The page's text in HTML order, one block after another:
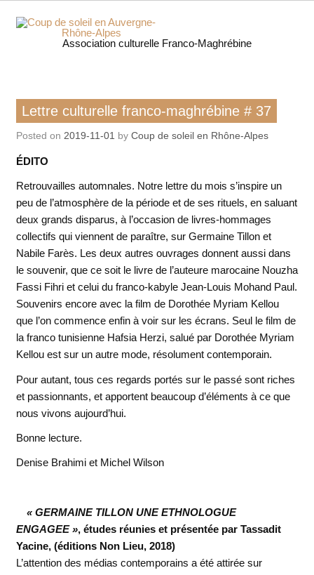
Skip
content
Coup
Association culturelle Franco-Maghrébine
Lettre culturelle franco-maghrébine
Lettre culturelle franco-maghrébine # 37
Posted on 2019-11-01 by Coup de soleil en Rhône-Alpes
ÉDITO
Retrouvailles automnales. Notre lettre du mois s’inspire un
peu de l’atmosphère de la période et de ses rituels, en saluant
deux grands disparus, à l’occasion de livres-hommages
collectifs qui viennent de paraître, sur Germaine Tillon et
Nabile Farès. Les deux autres ouvrages donnent aussi dans
le souvenir, que ce soit le livre de l’auteure marocaine Nouzha
Fassi Fihri et celui du franco-kabyle Jean-Louis Mohand Paul.
Souvenirs encore avec la film de Dorothée Myriam Kellou
que l’on commence enfin à voir sur les écrans. Seul le film de
la franco tunisienne Hafsia Herzi, salué par Dorothée Myriam
Kellou est sur un autre mode, résolument contemporain.
Pour autant, tous ces regards portés sur le passé sont riches
et passionnants, et apportent beaucoup d’éléments à ce que
nous vivons aujourd’hui.
Bonne lecture.
Denise Brahimi et Michel Wilson
« GERMAINE TILLON UNE ETHNOLOGUE
ENGAGEE », études réunies et présentée par Tassadit
Yacine, (éditions Non Lieu, 2018)
L’attention des médias contemporains a été attirée sur